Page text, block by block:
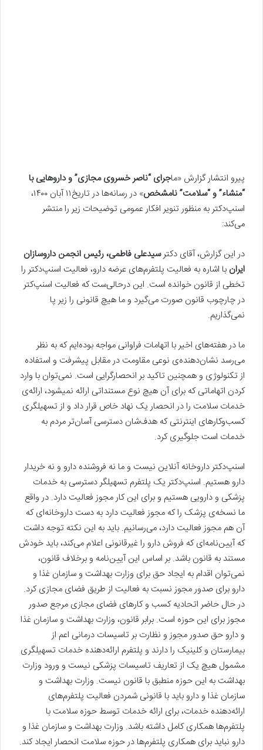
پیرو انتشار گزارش «ماجرای “ناصر خسروی مجازی” و داروهایی با
“منشاء” و “سلامت” نامشخص
» در رسانه‌ها در تاریخ۱۱ آبان ۱۴۰۰،
اسنپ‌دکتر به منظور تنویر افکار عمومی توضیحات زیر را منتشر
می‌کند:
در این گزارش، آقای دکترسیدعلی فاطمی، رئیس انجمن داروسازان
ایران با اشاره به فعالیت پلتفرم‌های عرضه دارو، فعالیت اسنپ‌دکتر را
تخطی از قانون خوانده است. این درحالی‌ست که فعالیت اسنپ‌کتر
در چارچوب قانون صورت می‌گیرد و ما هیچ قانونی را زیر پا
نمی‌گذاریم.
ما در هفته‌های اخیر با اتهامات فراوانی مواجه بوده‌ایم که به نظر
می‌رسد نشان‌دهنده‌ی نوعی مقاومت در مقابل پیشرفت و استفاده
از تکنولوژی و همچنین تاکید بر انحصارگرایی است. نمی‌توان با وارد
کردن اتهاماتی که برای آن هیچ نوع مستنداتی ارائه نمی‎شود، ارائه‌ی
خدمات سلامت را در انحصار یک نهاد خاص قرار داد و از تسهیلگری
کسب‌وکارهای اینترنتی که هدف‌شان دسترسی آسان‌تر مردم به
خدمات است جلوگیری کرد.
اسنپ‌دکتر داروخانه آنلاین نیست و ما نه فروشنده دارو و نه خریدار
دارو هستیم. اسنپ‌دکتر یک پلتفرم تسهیلگر دسترسی به خدمات
پزشکی و دارویی هستیم و برای این کار مجوز فعالیت دارد. در واقع
ما نسخه‌ی پزشک را که مجوز فعالیت دارد به دست داروخانه‌ای که
آن هم مجوز فعالیت دارد، می‌رسانیم. باید به این نکته توجه داشت
که آیین‌نامه‌‌‌ای که فروش دارو را غیرقانونی اعلام می‌کند، باید خودش
مستند به قانون باشد. بر اساس این آیین‌نامه و برخلاف قانون،
نمی‌توان اقدام به ایجاد حق برای وزارت بهداشت و سازمان غذا و
دارو برای صدور مجوز نسبت به فعالیت از طریق فضای مجازی کرد.
در حال حاضر اتحادیه کسب و کارهای فضای مجازی مرجع صدور
مجوز برای این حوزه است. برابر قانون، وزارت بهداشت و سازمان غذا
و دارو حق صدور مجوز و نظارت بر تاسیسات درمانی اعم از
بیمارستان و کلینیک را دارند و پلتفرم ارائه‌دهنده خدمات تسهیلگری
مشمول هیچ یک از تعاریف تاسیسات پزشکی نیست و ورود وزارت
بهداشت به این حوزه منطبق با قانون نیست. وزارت بهداشت و
سازمان غذا و دارو باید با قانونی شمردن فعالیت پلتفرم‌های
ارائه‌دهنده خدمات، برای ارائه خدمات توسط حوزه سلامت با
پلتفرم‌ها همکاری کامل داشته باشد. وزارت بهداشت و سازمان غذا و
دارو نباید برای همکاری پلتفرم‌ها در حوزه سلامت انحصار ایجاد کند.